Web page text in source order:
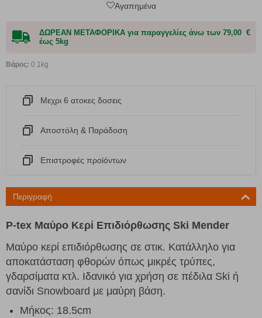
Αγαπημένα
ΔΩΡΕΑΝ ΜΕΤΑΦΟΡΙΚΑ για παραγγελίες άνω των 79,00 €
έως 5kg
Βάρος: 0.1kg
Μεχρι 6 ατοκες δοσεις
Αποστόλη & Παράδοση
Eπιστροφές προϊόντων
Περιγραφή
P-tex Μαύρο Κερί Επιδιόρθωσης Ski Mender
Μαύρο κερί επιδιόρθωσης σε στικ. Κατάλληλο για
αποκατάσταση φθορών όπως μικρές τρύπες,
γδαρσίματα κτλ. Ιδανικό για χρήση σε πέδιλα Ski ή
σανίδι Snowboard με μαύρη βάση.
Μήκος: 18.5cm